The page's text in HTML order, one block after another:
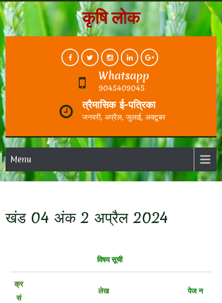
कृषि लोक
Whatsapp
9045409045
त्रैमासिक ई-पत्रिका
जनवरी, अप्रैल, जुलाई, अक्टूबर
Menu
खंड 04 अंक 2 अप्रैल 2024
विषय सूची
क्र
सं
लेख पेज न